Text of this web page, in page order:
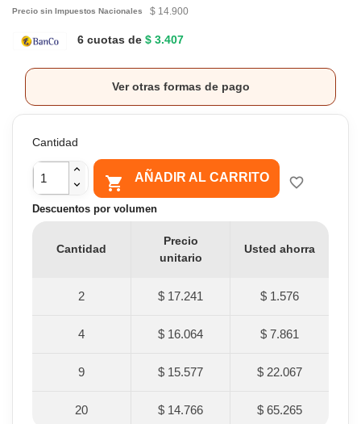
Precio sin Impuestos Nacionales $ 14.900
6 cuotas de $ 3.407
Ver otras formas de pago
Cantidad
 AÑADIR AL CARRITO favorite_border
Descuentos por volumen
Cantidad
Precio
unitario
Usted ahorra
2 $ 17.241 $ 1.576
4 $ 16.064 $ 7.861
9 $ 15.577 $ 22.067
20 $ 14.766 $ 65.265